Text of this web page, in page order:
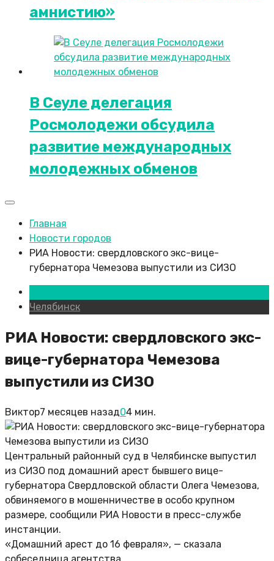
амнистию»
В Сеуле делегация
Росмолодежи обсудила
развитие международных
молодежных обменов
Главная
Новости городов
РИА Новости: свердловского экс-вице-
губернатора Чемезова выпустили из СИЗО
Челябинск
РИА Новости: свердловского экс-
вице-губернатора Чемезова
выпустили из СИЗО
Виктор7 месяцев назад04 мин.
Центральный районный суд в Челябинске выпустил
из СИЗО под домашний арест бывшего вице-
губернатора Свердловской области Олега Чемезова,
обвиняемого в мошенничестве в особо крупном
размере, сообщили РИА Новости в пресс-службе
инстанции.
«Домашний арест до 16 февраля», — сказала
собеседница агентства.